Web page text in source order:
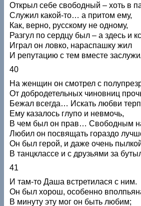
Открыл себе свободный – хоть в
Служил какой-то… а притом ему,
Как, верно, русскому не одному,
Разгул по сердцу был – а здесь и
Играл он ловко, нараспашку жил
И репутацию с тем вместе
40
На женщин он смотрел с
От добродетельных чиновниц
Бежал всегда… Искать любви
Ему казалось глупо и невмочь,
В чем был он прав… Свободным
Любил он посвящать гораздо
Он был герой, и даже очень
В танцклассе и с друзьями за
41
И там-то Даша встретилася с ним.
Он был хорош, особенно
В минуту эту мог он быть любим;